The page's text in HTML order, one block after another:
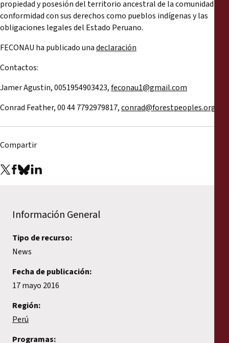
propiedad y posesión del territorio ancestral de la comunidad en
conformidad con sus derechos como pueblos indígenas y las
obligaciones legales del Estado Peruano.
FECONAU ha publicado unadeclaración
Contactos:
Jamer Agustin, 0051954903423,feconau1@gmail.com
Conrad Feather, 00 44 7792979817,conrad@forestpeoples.org
Compartir
Información General
Tipo de recurso:
News
Fecha de publicación:
17 mayo 2016
Región:
Perú
Programas: